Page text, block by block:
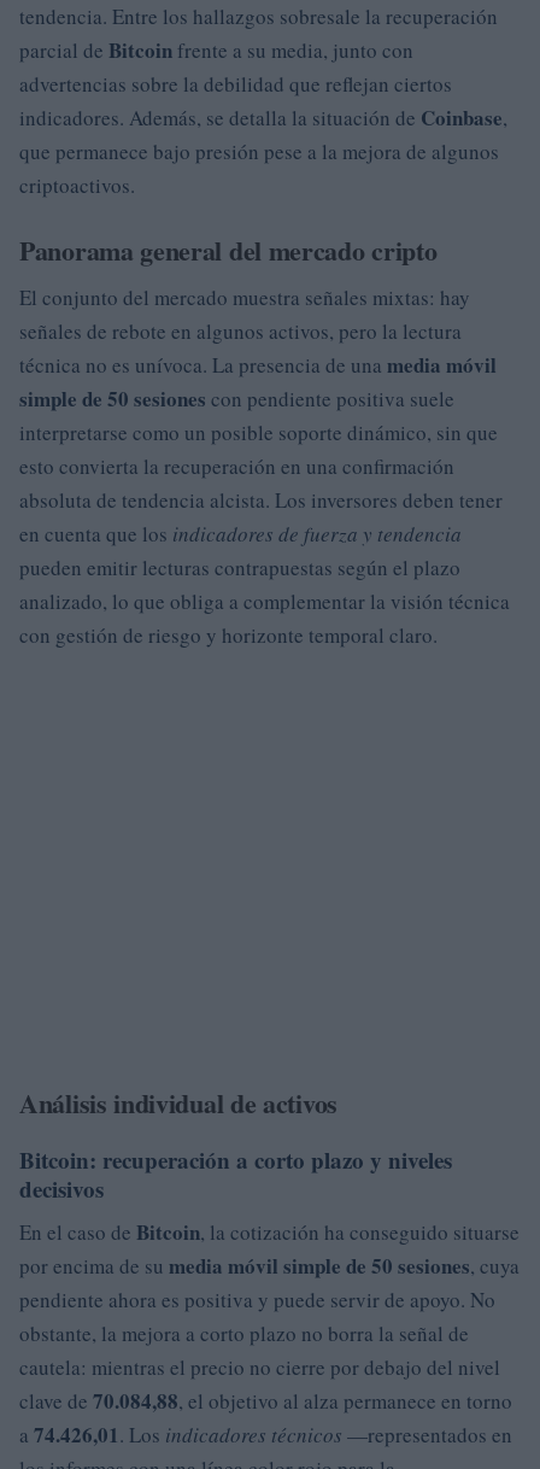
tendencia. Entre los hallazgos sobresale la recuperación
parcial de Bitcoin frente a su media, junto con
advertencias sobre la debilidad que reflejan ciertos
indicadores. Además, se detalla la situación de Coinbase,
que permanece bajo presión pese a la mejora de algunos
criptoactivos.
Panorama general del mercado cripto
El conjunto del mercado muestra señales mixtas: hay
señales de rebote en algunos activos, pero la lectura
técnica no es unívoca. La presencia de una media móvil
simple de 50 sesiones con pendiente positiva suele
interpretarse como un posible soporte dinámico, sin que
esto convierta la recuperación en una confirmación
absoluta de tendencia alcista. Los inversores deben tener
en cuenta que los indicadores de fuerza y tendencia
pueden emitir lecturas contrapuestas según el plazo
analizado, lo que obliga a complementar la visión técnica
con gestión de riesgo y horizonte temporal claro.
Análisis individual de activos
Bitcoin: recuperación a corto plazo y niveles
decisivos
En el caso de Bitcoin, la cotización ha conseguido situarse
por encima de su media móvil simple de 50 sesiones, cuya
pendiente ahora es positiva y puede servir de apoyo. No
obstante, la mejora a corto plazo no borra la señal de
cautela: mientras el precio no cierre por debajo del nivel
clave de 70.084,88, el objetivo al alza permanece en torno
a 74.426,01. Los indicadores técnicos —representados en